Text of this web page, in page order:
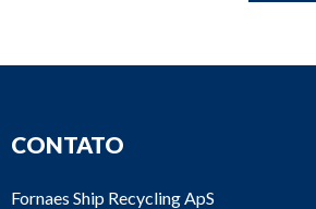
CONTATO
Fornaes Ship Recycling ApS